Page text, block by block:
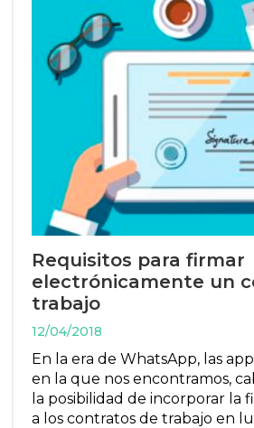
Requisitos para firmar
electrónicamente un
trabajo
12/04/2018
En la era de WhatsApp, las
en la que nos encontramos,
la posibilidad de incorporar la
a los contratos de trabajo en